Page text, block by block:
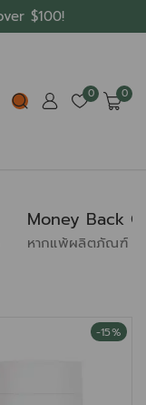
$100!
0 0
Money Back
หากแพ้ผลิตภัณฑ์ ยิ
-15%